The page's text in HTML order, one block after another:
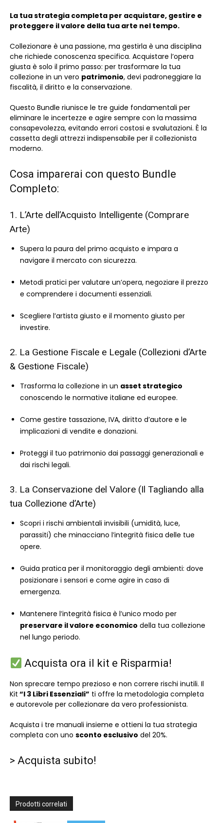
La tua strategia completa per acquistare, gestire e
proteggere il valore della tua arte nel tempo.
Collezionare è una passione, ma gestirla è una disciplina
che richiede conoscenza specifica. Acquistare l’opera
giusta è solo il primo passo: per trasformare la tua
collezione in un vero patrimonio, devi padroneggiare la
fiscalità, il diritto e la conservazione.
Questo Bundle riunisce le tre guide fondamentali per
eliminare le incertezze e agire sempre con la massima
consapevolezza, evitando errori costosi e svalutazioni. È la
cassetta degli attrezzi indispensabile per il collezionista
moderno.
Cosa imparerai con questo Bundle
Completo:
1. L’Arte dell’Acquisto Intelligente (Comprare
Arte)
Supera la paura del primo acquisto e impara a
navigare il mercato con sicurezza.
Metodi pratici per valutare un’opera, negoziare il prezzo
e comprendere i documenti essenziali.
Scegliere l’artista giusto e il momento giusto per
investire.
2. La Gestione Fiscale e Legale (Collezioni d’Arte
& Gestione Fiscale)
Trasforma la collezione in un asset strategico
conoscendo le normative italiane ed europee.
Come gestire tassazione, IVA, diritto d’autore e le
implicazioni di vendite e donazioni.
Proteggi il tuo patrimonio dai passaggi generazionali e
dai rischi legali.
3. La Conservazione del Valore (Il Tagliando alla
tua Collezione d’Arte)
Scopri i rischi ambientali invisibili (umidità, luce,
parassiti) che minacciano l’integrità fisica delle tue
opere.
Guida pratica per il monitoraggio degli ambienti: dove
posizionare i sensori e come agire in caso di
emergenza.
Mantenere l’integrità fisica è l’unico modo per
preservare il valore economico della tua collezione
nel lungo periodo.
Acquista ora il kit e Risparmia!
Non sprecare tempo prezioso e non correre rischi inutili. Il
Kit “I 3 Libri Essenziali” ti offre la metodologia completa
e autorevole per collezionare da vero professionista.
Acquista i tre manuali insieme e ottieni la tua strategia
completa con uno sconto esclusivo del 20%.
> Acquista subito!
Prodotti correlati